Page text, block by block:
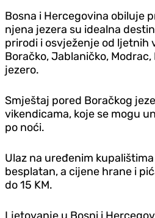
Bosna i Hercegovina obiluje
njena jezera su idealna
prirodi i osvježenje od ljetnih
Boračko, Jablaničko, Modrac,
jezero.
Smještaj pored Boračkog
vikendicama, koje se mogu
po noći.
Ulaz na uređenim
besplatan, a cijene hrane i
do 15 KM.